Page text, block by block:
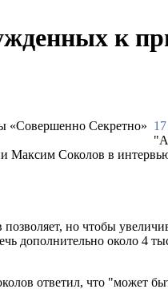
к
Максим Соколов в
но чтобы
дополнительно около 4
ответил, что "может